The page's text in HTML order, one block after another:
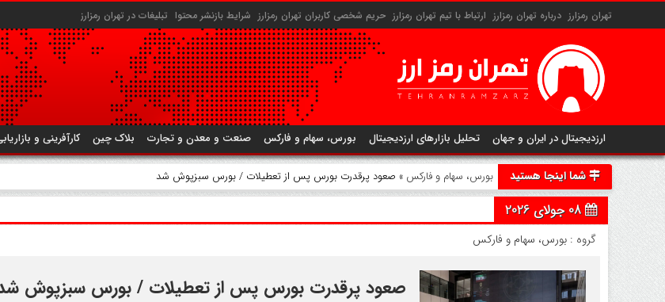
تهران رمزارز درباره تهران رمزارز ارتباط با تیم تهران رمزارز حریم شخصی کاربران تهران رمزارز شرایط بازنشر محتوا تبلیغات در تهران رمزارز
ارزدیجیتال در ایران و جهان
تحلیل بازارهای ارزدیجیتال بورس، سهام و فارکس صنعت و معدن و تجارت بلاک چین کارآفرینی و
شما اینجا هستید بورس، سهام و فارکس » صعود پرقدرت بورس پس از تعطیلات / بورس سبزپوش شد
08 جولای 2026
گروه :بورس، سهام و فارکس
صعود پرقدرت بورس پس از تعطیلات / بورس سبزپوش